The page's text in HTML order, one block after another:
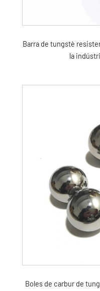
Barra de tungstè
la
Boles de carbur de